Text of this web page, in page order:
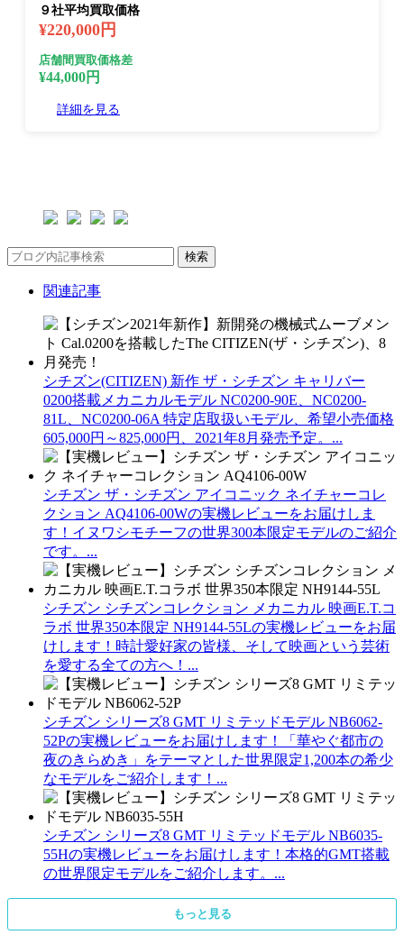
９社平均買取価格
¥220,000円
店舗間買取価格差
¥44,000円
詳細を見る
検索
関連記事
シチズン(CITIZEN) 新作 ザ・シチズン キャリバー
0200搭載メカニカルモデル NC0200-90E、NC0200-
81L、NC0200-06A 特定店取扱いモデル、希望小売価格
605,000円～825,000円、2021年8月発売予定。...
シチズン ザ・シチズン アイコニック ネイチャーコレ
クション AQ4106-00Wの実機レビューをお届けしま
す！イヌワシモチーフの世界300本限定モデルのご紹介
です。...
シチズン シチズンコレクション メカニカル 映画E.T.コ
ラボ 世界350本限定 NH9144-55Lの実機レビューをお届
けします！時計愛好家の皆様、そして映画という芸術
を愛する全ての方へ！...
シチズン シリーズ8 GMT リミテッドモデル NB6062-
52Pの実機レビューをお届けします！「華やぐ都市の
夜のきらめき」をテーマとした世界限定1,200本の希少
なモデルをご紹介します！...
シチズン シリーズ8 GMT リミテッドモデル NB6035-
55Hの実機レビューをお届けします！本格的GMT搭載
の世界限定モデルをご紹介します。...
もっと見る